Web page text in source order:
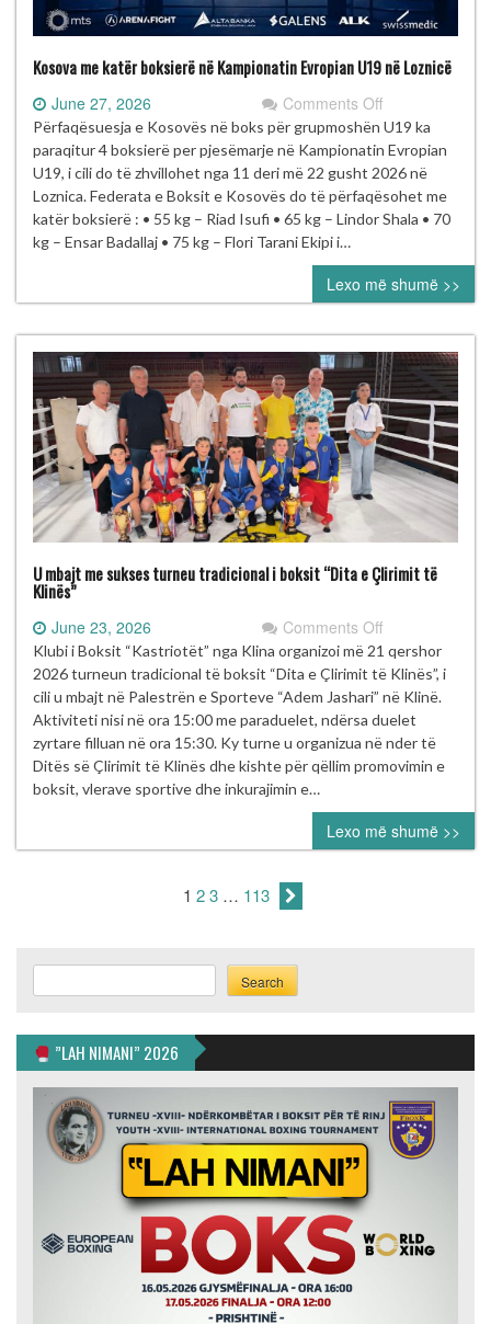
Kosova me katër boksierë në Kampionatin Evropian U19 në Loznicë
June 27, 2026 Comments Offon
Kosova
me
katër
boksierë
në
Evropian
U19
në
Loznicë
Përfaqësuesja e Kosovës në boks për grupmoshën U19 ka
paraqitur 4 boksierë per pjesëmarje në Kampionatin Evropian
U19, i cili do të zhvillohet nga 11 deri më 22 gusht 2026 në
Loznica. Federata e Boksit e Kosovës do të përfaqësohet me
katër boksierë : • 55 kg – Riad Isufi • 65 kg – Lindor Shala • 70
kg – Ensar Badallaj • 75 kg – Flori Tarani Ekipi i…
Lexo më shumë >>
U mbajt me sukses turneu tradicional i boksit “Dita e Çlirimit të
Klinës”
June 23, 2026 Comments Offon
U
mbajt
me
sukses
turneu
tradicional
boksit
“Dita
e
Klubi i Boksit “Kastriotët” nga Klina organizoi më 21 qershor
2026 turneun tradicional të boksit “Dita e Çlirimit të Klinës”, i
cili u mbajt në Palestrën e Sporteve “Adem Jashari” në Klinë.
Aktiviteti nisi në ora 15:00 me paraduelet, ndërsa duelet
zyrtare filluan në ora 15:30. Ky turne u organizua në nder të
Ditës së Çlirimit të Klinës dhe kishte për qëllim promovimin e
boksit, vlerave sportive dhe inkurajimin e…
Lexo më shumë >>
1 23 … 113
Search
”LAH NIMANI” 2026